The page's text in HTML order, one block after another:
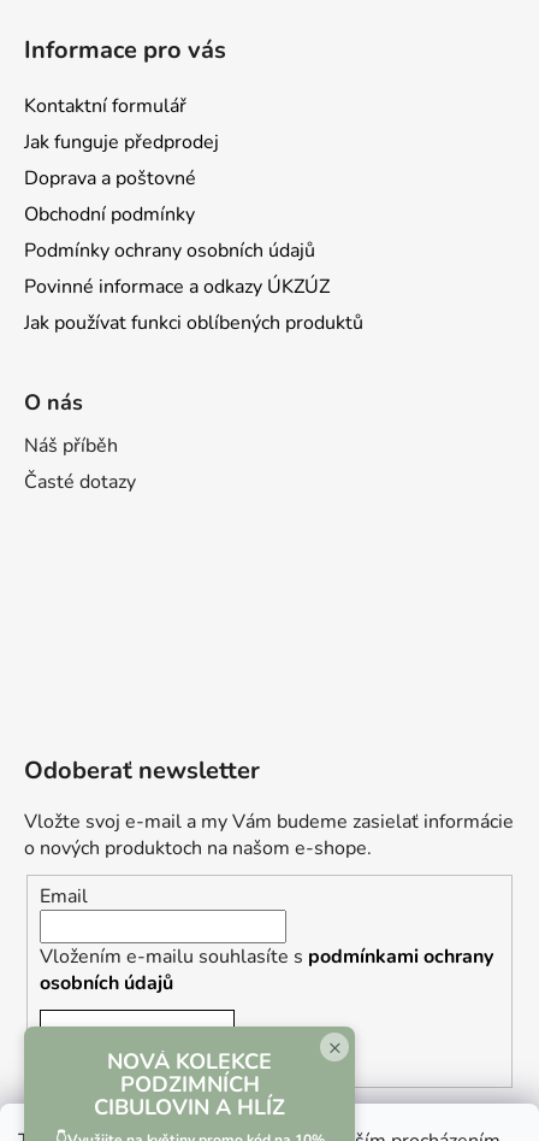
Informace pro vás
Kontaktní formulář
Jak funguje předprodej
Doprava a poštovné
Obchodní podmínky
Podmínky ochrany osobních údajů
Povinné informace a odkazy ÚKZÚZ
Jak používat funkci oblíbených produktů
O nás
Náš příběh
Časté dotazy
Odoberať newsletter
Vložte svoj e-mail a my Vám budeme zasielať informácie
o nových produktoch na našom e-shope.
Email
Vložením e-mailu souhlasíte s podmínkami ochrany
osobních údajů
×
NOVÁ KOLEKCE
PODZIMNÍCH
CIBULOVIN A HLÍZ